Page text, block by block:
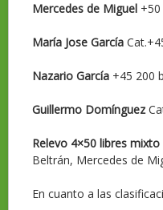
Mercedes de Miguel
María Jose García
Nazario García +45 200
Guillermo Domínguez
Relevo 4×50 libres mixto
Beltrán, Mercedes de
En cuanto a las